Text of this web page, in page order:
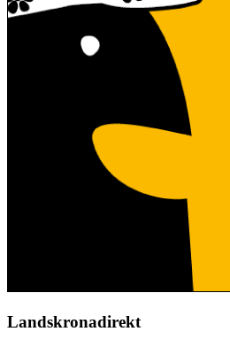
Landskronadirekt